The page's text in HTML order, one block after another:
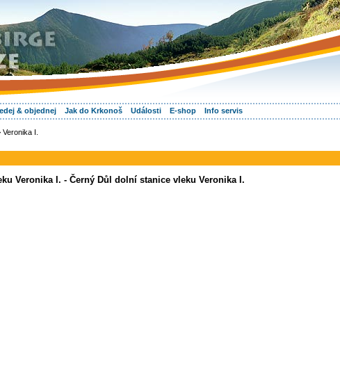
& objednej Jak do Krkonoš Události E-shop Info servis
Veronika I.
Veronika I. - Černý Důl dolní stanice vleku Veronika I.